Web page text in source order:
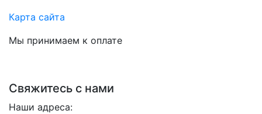
Карта сайта
Мы принимаем к оплате
Свяжитесь с нами
Наши адреса: